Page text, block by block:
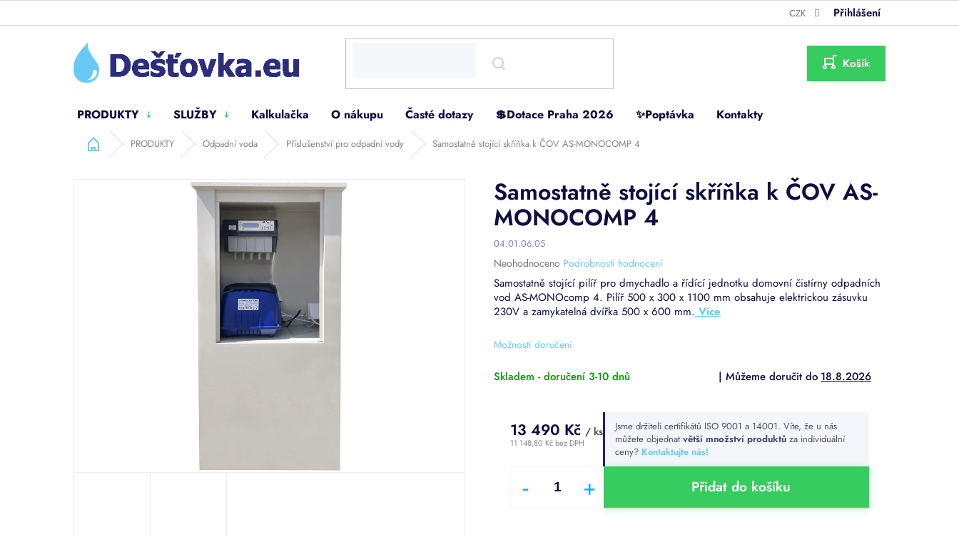
CZK Přihlášení
NÁKUPNÍ
KOŠÍK
PRODUKTY SLUŽBY Kalkulačka O nákupu Časté dotazy 💲Dotace Praha 2026 ✨Poptávka Kontakty
Domů PRODUKTY Odpadní voda Příslušenství pro odpadní vody Samostatně stojící skříňka k ČOV AS-MONOCOMP 4
Možnosti doručení
Samostatně stojící pilíř pro dmychadlo a řídící jednotku domovní čistírny odpadních
vod AS-MONOcomp 4. Pilíř 500 x 300 x 1100 mm obsahuje elektrickou zásuvku
230V a zamykatelná dvířka 500 x 600 mm.
Samostatně stojící skříňka k ČOV AS-
MONOCOMP 4
04.01.06.05
Průměrné
hodnocení
produktu
je
0,0
5
Neohodnoceno Podrobnosti hodnocení
Skladem - doručení 3-10 dnů 18.8.2026
13 490 Kč / ks
11 148,80 Kč bez DPH
Jsme držiteli certifikátů ISO 9001 a 14001. Víte, že u nás
můžete objednat větší množství produktů za individuální
ceny? Kontaktujte nás!
Přidat do košíku